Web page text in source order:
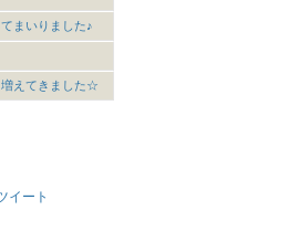
まいりました♪
増えてきました☆
イート